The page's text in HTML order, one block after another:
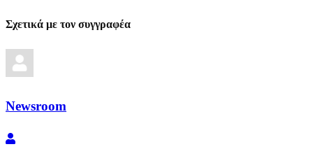
Σχετικά με τον συγγραφέα
Newsroom
Newsroom